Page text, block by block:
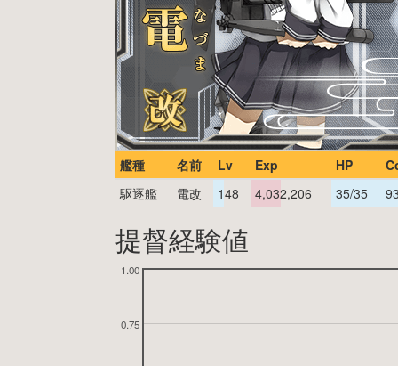
艦種 名前 Lv Exp HP
駆逐艦
電改 148 4,032,206 35/35
提督経験値
0.75
1.00